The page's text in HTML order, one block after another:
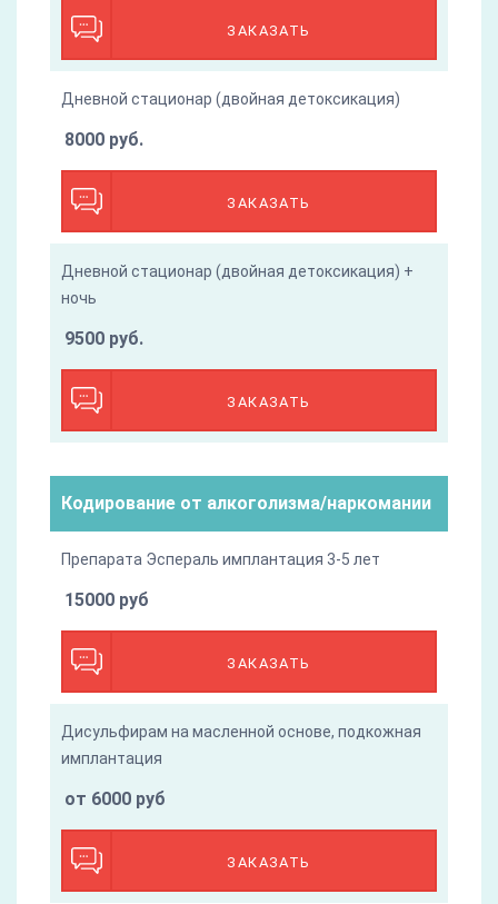
ЗАКАЗАТЬ
Дневной стационар (двойная детоксикация)
ЗАКАЗАТЬ
8000 руб.
Дневной стационар (двойная детоксикация) +
ночь
ЗАКАЗАТЬ
9500 руб.
Кодирование от алкоголизма/наркомании
Препарата Эспераль имплантация 3-5 лет
ЗАКАЗАТЬ
15000 руб
Дисульфирам на масленной основе, подкожная
имплантация
ЗАКАЗАТЬ
от 6000 руб